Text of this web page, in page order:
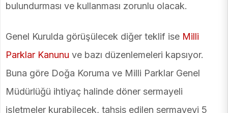
bulundurması ve kullanması zorunlu olacak.
Genel Kurulda görüşülecek diğer teklif ise Milli
Parklar Kanunu ve bazı düzenlemeleri kapsıyor.
Buna göre Doğa Koruma ve Milli Parklar Genel
Müdürlüğü ihtiyaç halinde döner sermayeli
işletmeler kurabilecek, tahsis edilen sermayeyi 5